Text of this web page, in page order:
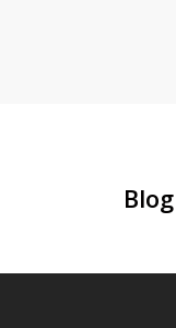
Blog